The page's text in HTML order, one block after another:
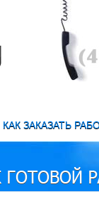
КАК ЗАКАЗАТЬ